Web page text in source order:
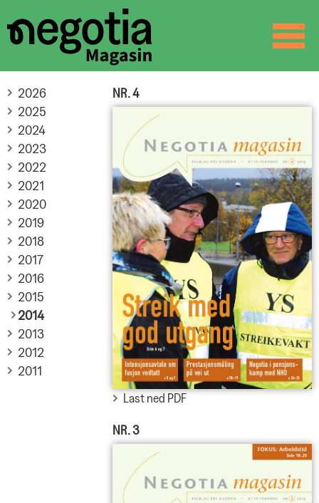
☰
2026
2025
2024
2023
2022
2021
2020
2019
2018
2017
2016
2015
2014
2013
2012
2011
NR. 4
Last ned PDF
NR. 3